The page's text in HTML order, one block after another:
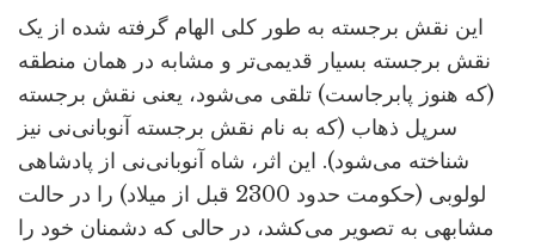
این نقش برجسته به طور کلی الهام گرفته شده از یک
نقش برجسته بسیار قدیمی‌تر و مشابه در همان منطقه
(که هنوز پابرجاست) تلقی می‌شود، یعنی نقش برجسته
سرپل ذهاب (که به نام نقش برجسته آنوبانی‌نی نیز
شناخته می‌شود). این اثر، شاه آنوبانی‌نی از پادشاهی
لولوبی (حکومت حدود 2300 قبل از میلاد) را در حالت
مشابهی به تصویر می‌کشد، در حالی که دشمنان خود را